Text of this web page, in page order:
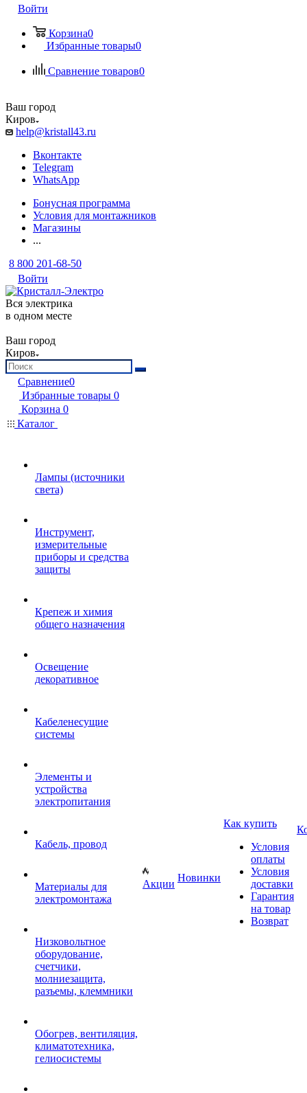
Войти
Корзина0
Избранные товары0
Сравнение товаров0
Ваш город
Киров
help@kristall43.ru
Вконтакте
Telegram
WhatsApp
Бонусная программа
Условия для монтажников
Магазины
...
8 800 201-68-50
Войти
Вся электрика
в одном месте
Ваш город
Киров
Сравнение0
Избранные товары 0
Корзина 0
Каталог
Лампы (источники
света)
Инструмент,
измерительные
приборы и средства
защиты
Крепеж и химия
общего назначения
Освещение
декоративное
Кабеленесущие
системы
Элементы и
устройства
электропитания
Кабель, провод
Материалы для
электромонтажа
Низковольтное
оборудование,
счетчики,
молниезащита,
разъемы, клеммники
Обогрев, вентиляция,
климатотехника,
гелиосистемы
Акции
Новинки
Как купить
Условия
оплаты
Условия
доставки
Гарантия
на товар
Возврат